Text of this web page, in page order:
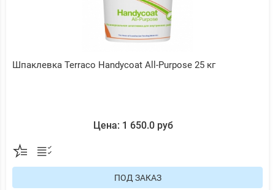
Шпаклевка Terraco Handycoat All-Purpose 25 кг
Цена: 1 650.0 руб
ПОД ЗАКАЗ